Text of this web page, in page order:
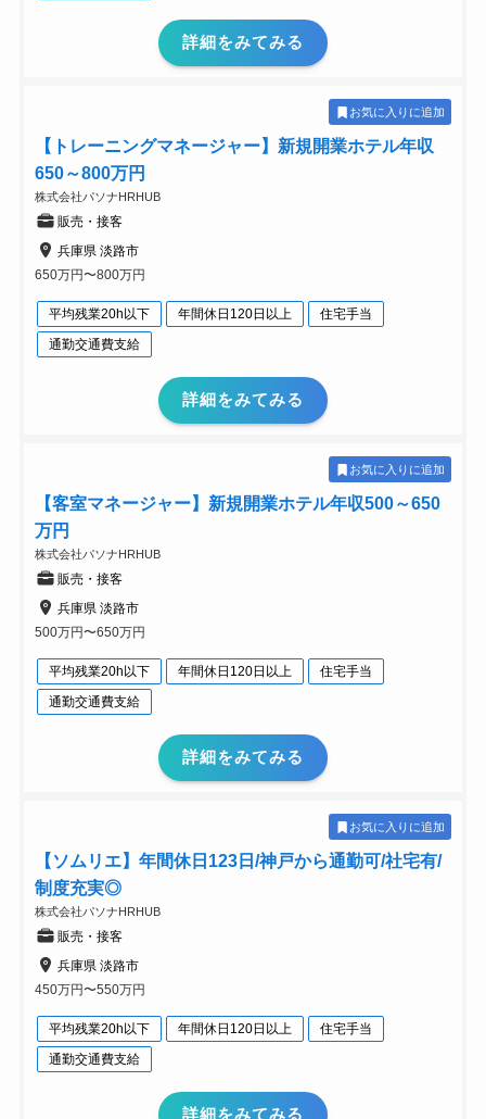
詳細をみてみる
お気に入りに追加
【トレーニングマネージャー】新規開業ホテル年収
650～800万円
株式会社パソナHRHUB
販売・接客
兵庫県 淡路市
650万円〜800万円
平均残業20h以下 年間休日120日以上
住宅手当
通勤交通費支給
詳細をみてみる
お気に入りに追加
【客室マネージャー】新規開業ホテル年収500～650
万円
株式会社パソナHRHUB
販売・接客
兵庫県 淡路市
500万円〜650万円
平均残業20h以下 年間休日120日以上
住宅手当
通勤交通費支給
詳細をみてみる
お気に入りに追加
【ソムリエ】年間休日123日/神戸から通勤可/社宅有/
制度充実◎
株式会社パソナHRHUB
販売・接客
兵庫県 淡路市
450万円〜550万円
平均残業20h以下 年間休日120日以上
住宅手当
通勤交通費支給
詳細をみてみる